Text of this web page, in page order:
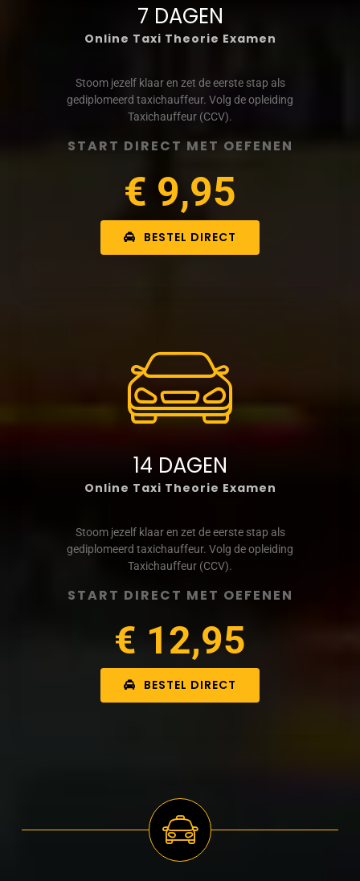
7 DAGEN
Online Taxi Theorie Examen
Stoom jezelf klaar en zet de eerste stap als
gediplomeerd taxichauffeur. Volg de opleiding
Taxichauffeur (CCV).
START DIRECT MET OEFENEN
€ 9,95
BESTEL DIRECT
14 DAGEN
Online Taxi Theorie Examen
Stoom jezelf klaar en zet de eerste stap als
gediplomeerd taxichauffeur. Volg de opleiding
Taxichauffeur (CCV).
START DIRECT MET OEFENEN
€ 12,95
BESTEL DIRECT